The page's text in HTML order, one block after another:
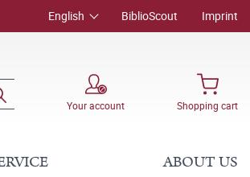
English BiblioScout Imprint
Your account Shopping cart
ABOUT US